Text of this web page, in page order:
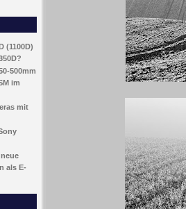
(1100D)
500mm
im
mit
als E-